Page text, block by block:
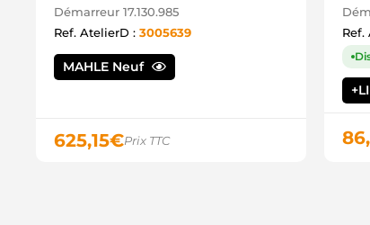
Démarreur 17.130.985
Ref. AtelierD : 3005639
MAHLE Neuf
625,15€Prix TTC
Ref.